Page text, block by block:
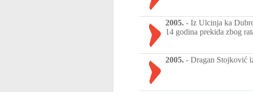
2005. - Iz Ulcinja ka
14 godina prekida zbog
2005. - Dragan Stojković